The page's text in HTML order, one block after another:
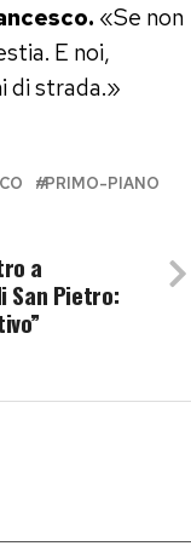
«Se non
E noi,
di strada.»
PRIMO-PIANO
a
San Pietro: